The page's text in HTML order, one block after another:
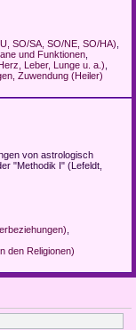
SO/SA, SO/NE, SO/HA)
und Funktionen,
Leber, Lunge u. a.)
Zuwendung (Heiler)
von astrologisch
"Methodik I" (Lefeldt,
den Religionen)